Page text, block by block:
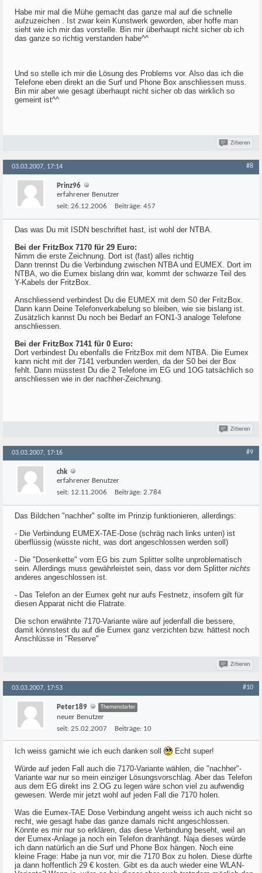
Habe mir mal die Mühe gemacht das ganze mal auf die schnelle
aufzuzeichen . Ist zwar kein Kunstwerk geworden, aber hoffe man
sieht wie ich mir das vorstelle. Bin mir überhaupt nicht sicher ob ich
das ganze so richtig verstanden habe^^
Und so stelle ich mir die Lösung des Problems vor. Also das ich die
Telefone eben direkt an die Surf und Phone Box anschliessen muss.
Bin mir aber wie gesagt überhaupt nicht sicher ob das wirklich so
gemeint ist^^
Zitieren
03.03.2007, 17:14 #8
Prinz96
erfahrener Benutzer
seit: 26.12.2006 Beiträge: 457
Das was Du mit ISDN beschriftet hast, ist wohl der NTBA.
Bei der FritzBox 7170 für 29 Euro:
Nimm die erste Zeichnung. Dort ist (fast) alles richtig
Dann trennst Du die Verbindung zwischen NTBA und EUMEX. Dort im
NTBA, wo die Eumex bislang drin war, kommt der schwarze Teil des
Y-Kabels der FritzBox.
Anschliessend verbindest Du die EUMEX mit dem S0 der FritzBox.
Dann kann Deine Telefonverkabelung so bleiben, wie sie bislang ist.
Zusätzlich kannst Du noch bei Bedarf an FON1-3 analoge Telefone
anschliessen.
Bei der FritzBox 7141 für 0 Euro:
Dort verbindest Du ebenfalls die FritzBox mit dem NTBA. Die Eumex
kann nicht mit der 7141 verbunden werden, da der S0 bei der Box
fehlt. Dann müsstest Du die 2 Telefone im EG und 1OG tatsächlich so
anschliessen wie in der nachher-Zeichnung.
Zitieren
03.03.2007, 17:16 #9
chk
erfahrener Benutzer
seit: 12.11.2006 Beiträge: 2.784
Das Bildchen "nachher" sollte im Prinzip funktionieren, allerdings:
- Die Verbindung EUMEX-TAE-Dose (schräg nach links unten) ist
überflüssig (wüsste nicht, was dort angeschlossen werden soll)
- Die "Dosenkette" vom EG bis zum Splitter sollte unproblematisch
sein. Allerdings muss gewährleistet sein, dass vor dem Splitter nichts
anderes angeschlossen ist.
- Das Telefon an der Eumex geht nur aufs Festnetz, insofern gilt für
diesen Apparat nicht die Flatrate.
Die schon erwähnte 7170-Variante wäre auf jedenfall die bessere,
damit könnstest du auf die Eumex ganz verzichten bzw. hättest noch
Anschlüsse in "Reserve"
Zitieren
03.03.2007, 17:53 #10
Peter189 Themenstarter
neuer Benutzer
seit: 25.02.2007 Beiträge: 10
Ich weiss garnicht wie ich euch danken soll
Echt super!
Würde auf jeden Fall auch die 7170-Variante wählen, die "nachher"-
Variante war nur so mein einziger Lösungsvorschlag. Aber das Telefon
aus dem EG direkt ins 2.OG zu legen wäre schon viel zu aufwendig
gewesen. Werde mir jetzt wohl auf jeden Fall die 7170 holen.
Was die Eumex-TAE Dose Verbindung angeht weiss ich auch nicht so
recht, wie gesagt habe das ganze damals nicht angeschlossen.
Könnte es mir nur so erklären, das diese Verbindung beseht, weil an
der Eumex-Anlage ja noch ein Telefon dranhängt. Naja dieses würde
ich dann natürlich an die Surf und Phone Box hängen. Noch eine
kleine Frage: Habe ja nun vor, mir die 7170 Box zu holen. Diese dürfte
ja dann hoffentlich 29 € kosten. Gibt es da auch wieder eine WLAN-